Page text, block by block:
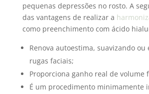
pequenas depressões no rosto. A
das vantagens de realizar a
como preenchimento com ácido
Renova autoestima, suavizando ou
rugas faciais;
Proporciona ganho real de volume
É um procedimento minimamente